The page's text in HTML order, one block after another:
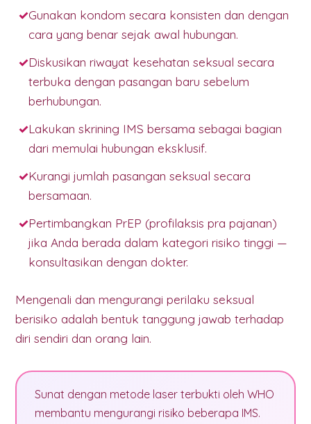
Gunakan kondom secara konsisten dan dengan
cara yang benar sejak awal hubungan.
Diskusikan riwayat kesehatan seksual secara
terbuka dengan pasangan baru sebelum
berhubungan.
Lakukan skrining IMS bersama sebagai bagian
dari memulai hubungan eksklusif.
Kurangi jumlah pasangan seksual secara
bersamaan.
Pertimbangkan PrEP (profilaksis pra pajanan)
jika Anda berada dalam kategori risiko tinggi —
konsultasikan dengan dokter.
Mengenali dan mengurangi perilaku seksual
berisiko adalah bentuk tanggung jawab terhadap
diri sendiri dan orang lain.
Sunat dengan metode laser terbukti oleh WHO
membantu mengurangi risiko beberapa IMS.